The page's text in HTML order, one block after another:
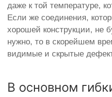
даже к той температуре,
Если же соединения,
хорошей конструкции, не
нужно, то в скорейшем
видимые и скрытые
В основном